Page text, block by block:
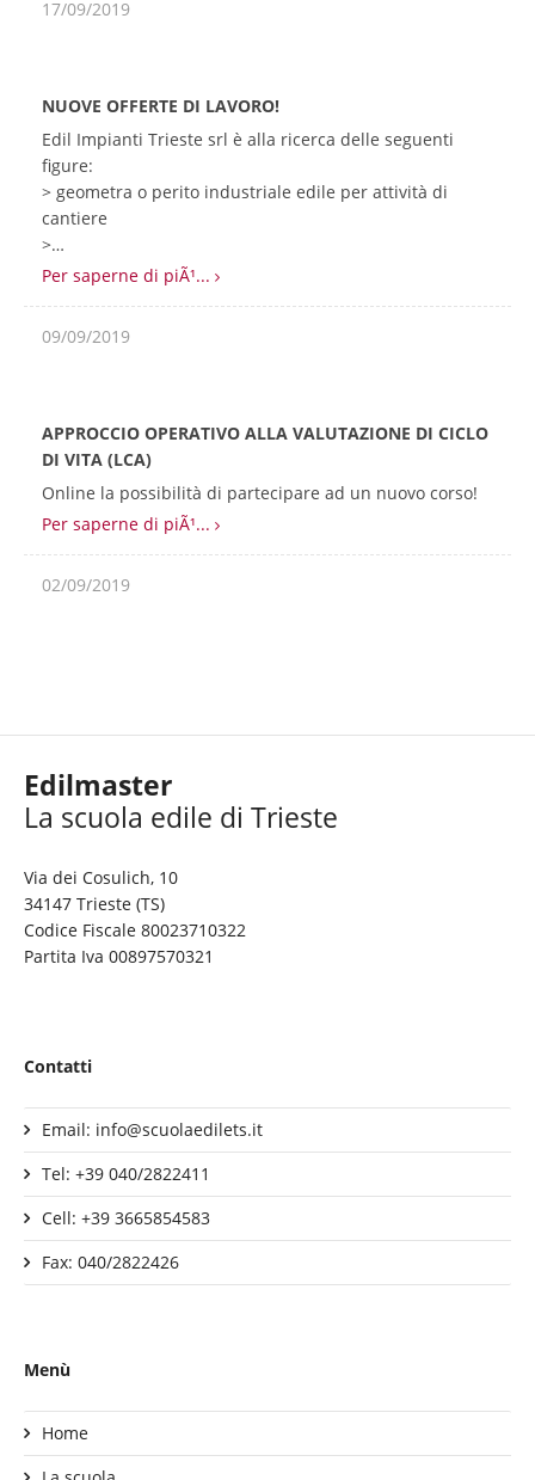
17/09/2019
NUOVE OFFERTE DI LAVORO!
Edil Impianti Trieste srl è alla ricerca delle seguenti
figure:
> geometra o perito industriale edile per attività di
cantiere
>…
Per saperne di piÃ¹...
09/09/2019
APPROCCIO OPERATIVO ALLA VALUTAZIONE DI CICLO
DI VITA (LCA)
Online la possibilità di partecipare ad un nuovo corso!
Per saperne di piÃ¹...
02/09/2019
Edilmaster
Via dei Cosulich, 10
34147 Trieste (TS)
Codice Fiscale 80023710322
Partita Iva 00897570321
Contatti
Email: info@scuolaedilets.it
Tel: +39 040/2822411
Cell: +39 3665854583
Fax: 040/2822426
Menù
Home